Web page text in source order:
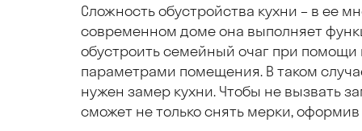
Сложность обустройства кухни – в ее
современном доме она выполняет
обустроить семейный очаг при помощи
параметрами помещения. В таком
нужен замер кухни. Чтобы не вызвать
сможет не только снять мерки, оформив